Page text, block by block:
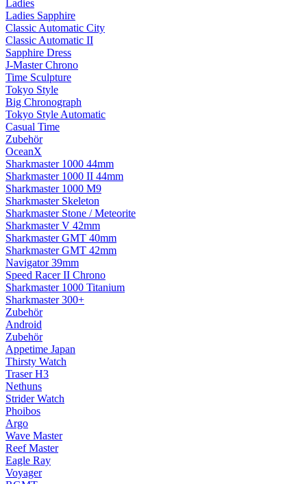
Ladies
Ladies Sapphire
Classic Automatic City
Classic Automatic II
Sapphire Dress
J-Master Chrono
Time Sculpture
Tokyo Style
Big Chronograph
Tokyo Style Automatic
Casual Time
Zubehör
OceanX
Sharkmaster 1000 44mm
Sharkmaster 1000 II 44mm
Sharkmaster 1000 M9
Sharkmaster Skeleton
Sharkmaster Stone / Meteorite
Sharkmaster V 42mm
Sharkmaster GMT 40mm
Sharkmaster GMT 42mm
Navigator 39mm
Speed Racer II Chrono
Sharkmaster 1000 Titanium
Sharkmaster 300+
Zubehör
Android
Zubehör
Appetime Japan
Thirsty Watch
Traser H3
Nethuns
Strider Watch
Phoibos
Argo
Wave Master
Reef Master
Eagle Ray
Voyager